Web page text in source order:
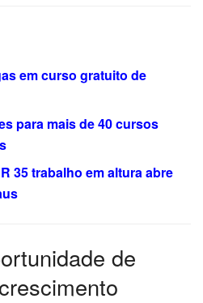
em curso gratuito de
para mais de 40 cursos
35 trabalho em altura abre
de